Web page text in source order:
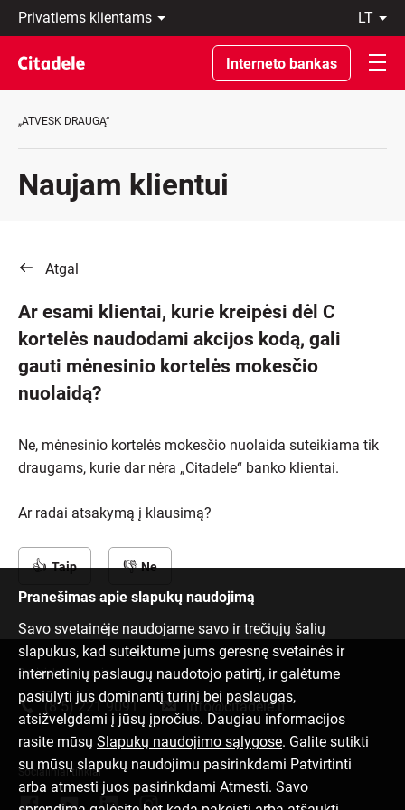
Privatiems
klientams
Verslo
klientams
Private
Apie
REWARDS
lt
LT
EN
Interneto bankas
„ATVESK DRAUGĄ“
Naujam klientui
Atgal
Ar esami klientai, kurie kreipėsi dėl C
kortelės naudodami akcijos kodą, gali
gauti mėnesinio kortelės mokesčio
nuolaidą?
Ne, mėnesinio kortelės mokesčio nuolaida suteikiama tik
draugams, kurie dar nėra „Citadele“ banko klientai.
Ar radai atsakymą į klausimą?
Taip Ne
Pranešimas apie slapukų naudojimą
Savo svetainėje naudojame savo ir trečiųjų šalių
slapukus, kad suteiktume jums geresnę svetainės ir
internetinių paslaugų naudotojo patirtį, ir galėtume
pasiūlyti jus dominantį turinį bei paslaugas,
atsižvelgdami į jūsų įpročius. Daugiau informacijos
rasite mūsų Slapukų naudojimo sąlygose. Galite sutikti
su mūsų slapukų naudojimu pasirinkdami Patvirtinti
arba atmesti juos pasirinkdami Atmesti. Savo
Susisiek su mumis
(8 5) 221 9091 info@citadele.lt
Socialiniai tinklai